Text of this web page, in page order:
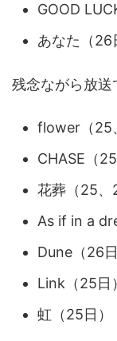
GOOD
あなた（26
残念ながら放送
flower（25
CHASE（25
花葬（25、
As if in a
Dune（26日
Link（25日）
虹（25日）